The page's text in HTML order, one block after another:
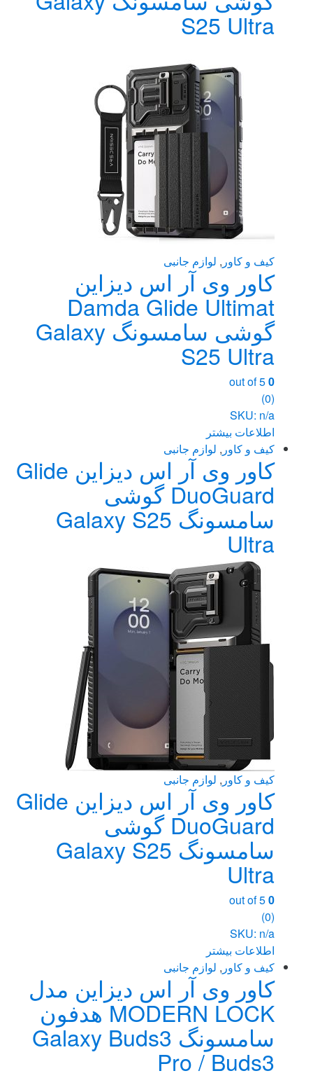
S25 Ultra
کیف و کاور , لوازم جانبی
کاور وی آر اس دیزاین
Damda Glide Ultimat
گوشی سامسونگ Galaxy
S25 Ultra
0
(0)
SKU: n/a
اطلاعات بیشتر
کیف و کاور , لوازم جانبی
کاور وی آر اس دیزاین Glide
DuoGuard گوشی
سامسونگ Galaxy S25
Ultra
کیف و کاور , لوازم جانبی
کاور وی آر اس دیزاین Glide
DuoGuard گوشی
سامسونگ Galaxy S25
Ultra
0
(0)
SKU: n/a
اطلاعات بیشتر
کیف و کاور , لوازم جانبی
کاور وی آر اس دیزاین مدل
MODERN LOCK هدفون
سامسونگ Galaxy Buds3
Pro / Buds3